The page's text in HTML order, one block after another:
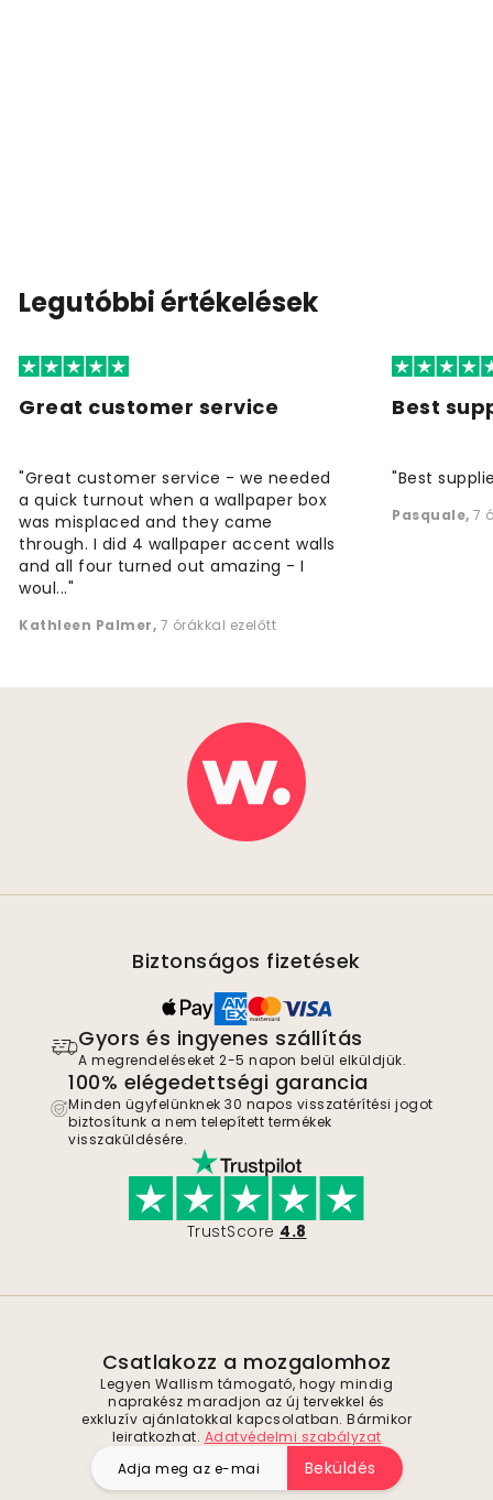
Legutóbbi értékelések
Great customer service
"Great customer service - we needed
a quick turnout when a wallpaper box
was misplaced and they came
through. I did 4 wallpaper accent walls
and all four turned out amazing - I
woul..."
Kathleen Palmer, 7 órákkal ezelőtt
Best
"Best
Pasquale, 7
Biztonságos fizetések
Gyors és ingyenes szállítás
A megrendeléseket 2-5 napon belül elküldjük.
100% elégedettségi garancia
Minden ügyfelünknek 30 napos visszatérítési jogot
biztosítunk a nem telepített termékek
visszaküldésére.
TrustScore 4.8
Csatlakozz a mozgalomhoz
Legyen Wallism támogató, hogy mindig
naprakész maradjon az új tervekkel és
exkluzív ajánlatokkal kapcsolatban. Bármikor
leiratkozhat. Adatvédelmi szabályzat
Beküldés